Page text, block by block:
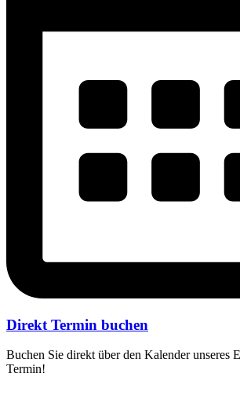
Direkt Termin buchen
Buchen Sie direkt über den Kalender unseres
Termin!